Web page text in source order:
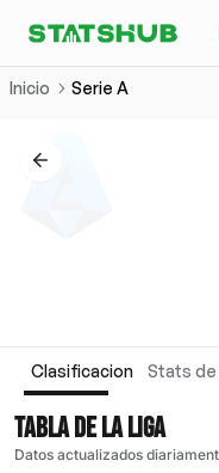
Inicio Serie A
Clasificacion Stats de
TABLA DE LA LIGA
Datos actualizados